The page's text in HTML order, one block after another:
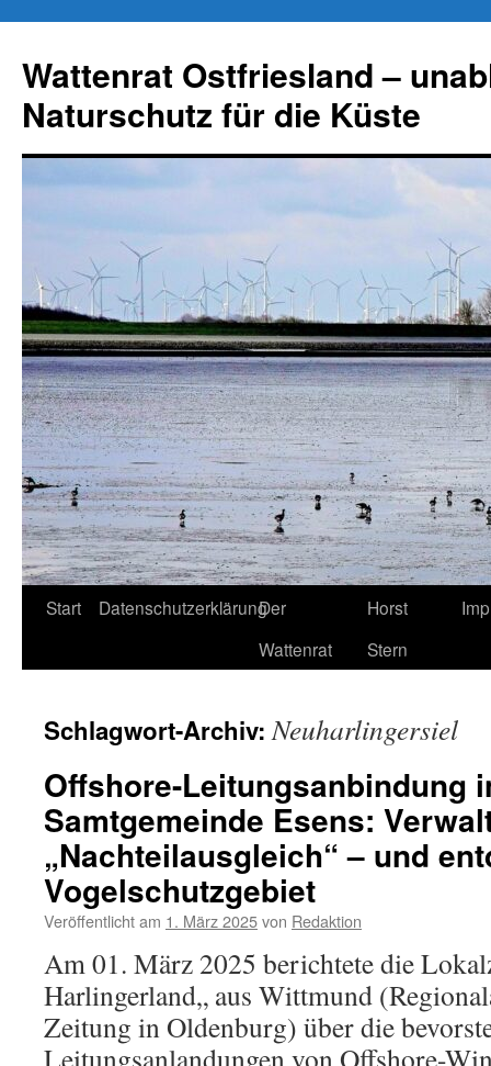
springen
Wattenrat Ostfriesland –
Naturschutz für die Küste
Start DatenschutzerklärungDer
Wattenrat
Horst
Stern
Schlagwort-Archiv:Neuharlingersiel
Offshore-Leitungsanbindung
Samtgemeinde Esens:
„Nachteilausgleich“ – und
Vogelschutzgebiet
Veröffentlicht am 1. März 2025von Redaktion
Am 01. März 2025 berichtete die
Harlingerland„ aus Wittmund
Zeitung in Oldenburg) über die
Leitungsanlandungen von Offshore-